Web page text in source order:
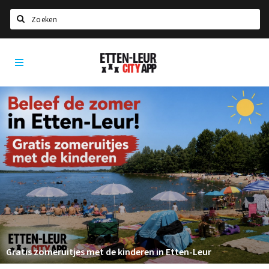
Home
Agenda
Deals
Party pics
Nieuws, interviews & blogs
Eten
Drinken
Slapen
Recreatief
Winkels
Etten-
Leur
Gratis zomeruitjes met de kinderen in Etten-Leur